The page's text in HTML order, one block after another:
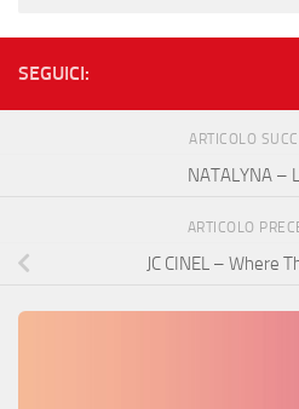
SEGUICI:
ARTICOLO
NATALYNA –
ARTICOLO
JC CINEL – Where